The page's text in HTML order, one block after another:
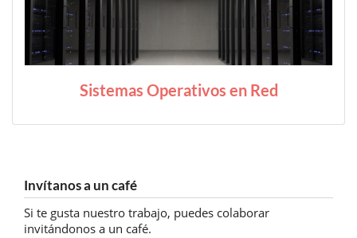
Sistemas Operativos en Red
Invítanos a un café
Si te gusta nuestro trabajo, puedes colaborar
invitándonos a un café.